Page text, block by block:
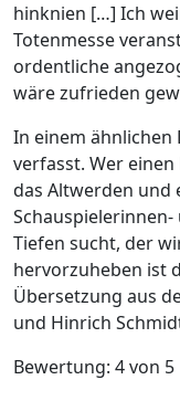
hinknien […] Ich
Totenmesse
ordentliche
wäre zufrieden
In einem ähnlichen
verfasst. Wer
das Altwerden und
Tiefen sucht, der
hervorzuheben ist
Übersetzung aus
und Hinrich
Bewertung: 4 von 5